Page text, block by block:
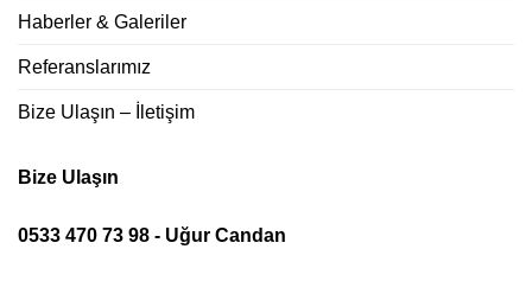
Haberler & Galeriler
Referanslarımız
Bize Ulaşın – İletişim
Bize Ulaşın
0533 470 73 98 - Uğur Candan